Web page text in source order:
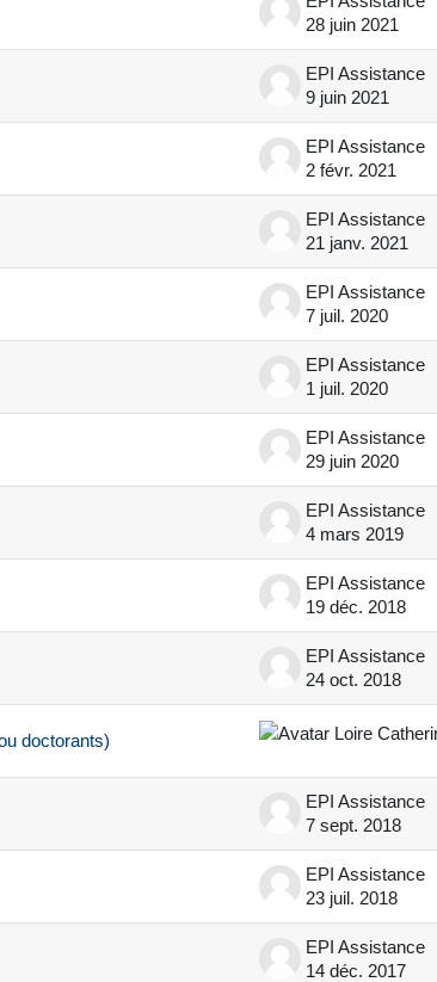
28 juin 2021
EPI Assistance
9 juin 2021
EPI Assistance
2 févr. 2021
EPI Assistance
21 janv. 2021
EPI Assistance
7 juil. 2020
EPI Assistance
1 juil. 2020
EPI Assistance
29 juin 2020
EPI Assistance
4 mars 2019
EPI Assistance
19 déc. 2018
EPI Assistance
24 oct. 2018
doctorants)
EPI Assistance
7 sept. 2018
EPI Assistance
23 juil. 2018
EPI Assistance
14 déc. 2017